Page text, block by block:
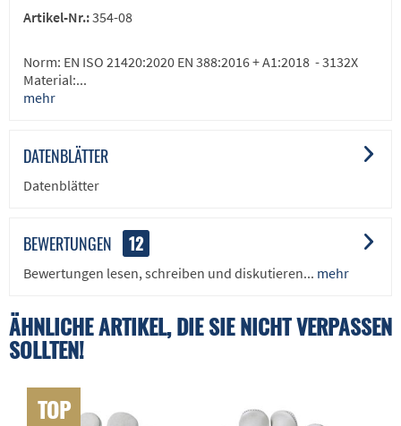
Artikel-Nr.:354-08
Norm: EN ISO 21420:2020 EN 388:2016 + A1:2018 - 3132X
Material:...
mehr
DATENBLÄTTER
Datenblätter
BEWERTUNGEN 12
Bewertungen lesen, schreiben und diskutieren... mehr
ÄHNLICHE ARTIKEL, DIE SIE NICHT VERPASSEN
SOLLTEN!
TOP